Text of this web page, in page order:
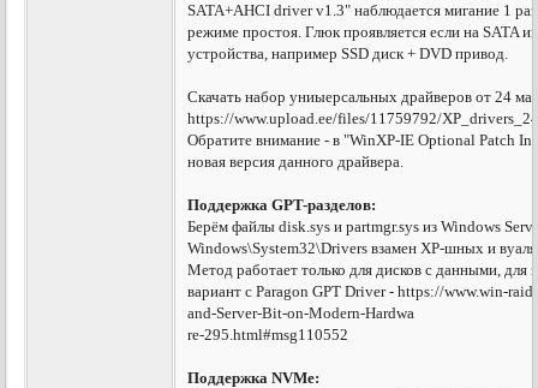
SATA+AHCI driver v1.3" наблюдается мигание 1
режиме простоя. Глюк проявляется если на SATA
устройства, например SSD диск + DVD привод.
Скачать набор униыерсальных драйверов от 24
https://www.upload.ee/files/11759792/
Обратите внимание - в "WinXP-IE Optional Patch
новая версия данного драйвера.
Поддержка GPT-разделов:
Берём файлы disk.sys и partmgr.sys из Windows
Windows\System32\Drivers взамен XP-шных и
Метод работает только для дисков с данными, для
вариант с Paragon GPT Driver - https://www.win-
and-Server-Bit-on-Modern-Hardwa
re-295.html#msg110552
Поддержка NVMe: